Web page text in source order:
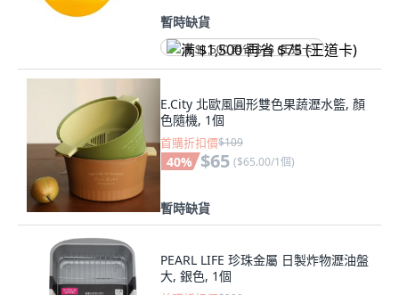
暫時缺貨
满 $1,500 再省 $75 (王道卡)
E.City 北歐風圓形雙色果蔬瀝水籃, 顏
色隨機, 1個
首購折扣價$109
40% $65 ($65.00/1個)
暫時缺貨
PEARL LIFE 珍珠金屬 日製炸物瀝油盤
大, 銀色, 1個